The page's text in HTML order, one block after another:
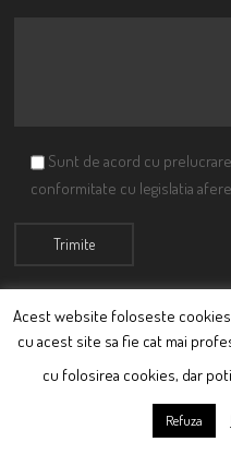
Sunt de acord cu
conformitate cu legislatia
© Ciutacu 2015 Parte
Acest website foloseste
cu acest site sa fie cat mai
cu folosirea cookies, dar
Refuza